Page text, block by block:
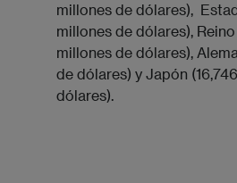
millones de dólares),
millones de dólares),
millones de dólares),
de dólares) y Japón
dólares).